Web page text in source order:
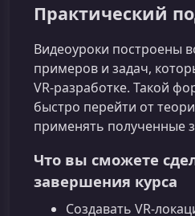
Практический
Видеоуроки построены
примеров и задач,
VR‑разработке. Такой
быстро перейти от
применять полученные
Что вы сможете
завершения курса
Создавать